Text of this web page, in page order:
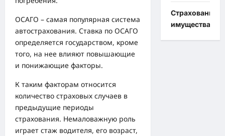
ОСАГО – самая популярная система
автострахования. Ставка по ОСАГО
определяется государством, кроме
того, на нее влияют повышающие
и понижающие факторы.
К таким факторам относится
количество страховых случаев в
предыдущие периоды
страхования. Немаловажную роль
играет стаж водителя, его возраст,
Страхование
имущества